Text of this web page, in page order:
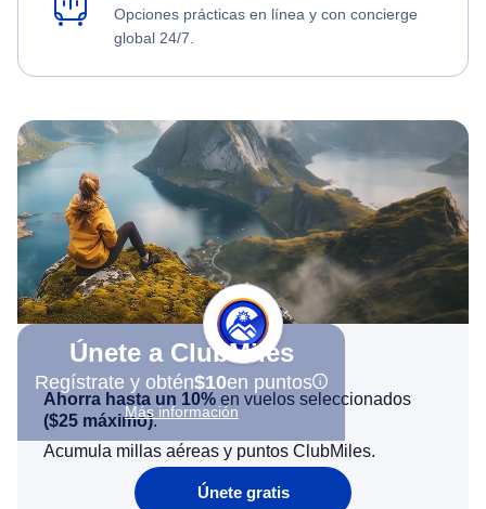
Opciones prácticas en línea y con concierge
global 24/7.
Únete a ClubMiles
Regístrate y obtén$10en puntos
Más información
Ahorra hasta un 10% en vuelos seleccionados
($25 máximo).
Acumula millas aéreas y puntos ClubMiles.
Únete gratis